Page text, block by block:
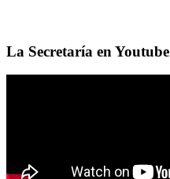
La Secretaría en Youtube